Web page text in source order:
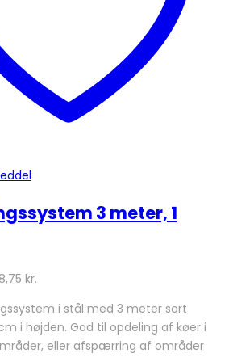
3 meter, 1
kr.
i stål med 3 meter sort
i højden. God til opdeling af køer i
eller afspærring af områder